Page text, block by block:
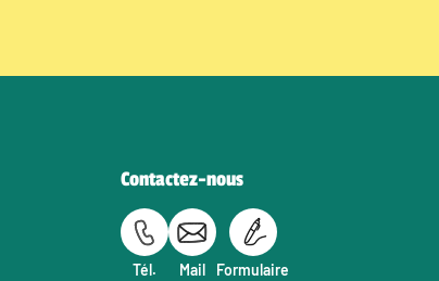
Contactez-nous
Tél. Mail Formulaire